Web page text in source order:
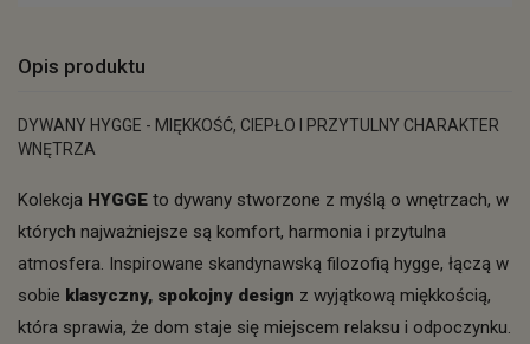
Opis produktu
DYWANY HYGGE - MIĘKKOŚĆ, CIEPŁO I PRZYTULNY CHARAKTER
WNĘTRZA
Kolekcja HYGGE to dywany stworzone z myślą o wnętrzach, w
których najważniejsze są komfort, harmonia i przytulna
atmosfera. Inspirowane skandynawską filozofią hygge, łączą w
sobie klasyczny, spokojny design z wyjątkową miękkością,
która sprawia, że dom staje się miejscem relaksu i odpoczynku.